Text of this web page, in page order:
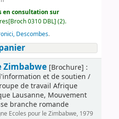
en consultation sur
0310 DBL] (2).
Descombes.
Zimbabwe[Brochure] :
et de soutien /
de travail Afrique
Lausanne, Mouvement
branche romande
Ecoles pour le Zimbabwe, 1979